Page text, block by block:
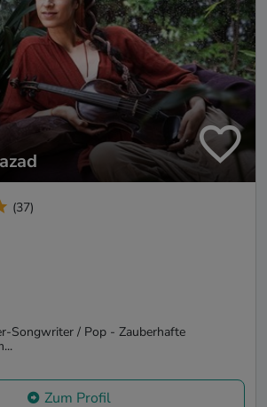
(37)
Songwriter / Pop - Zauberhafte
Zum Profil